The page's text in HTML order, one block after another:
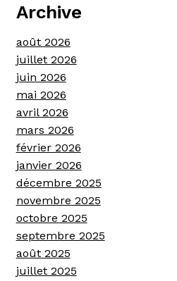
Archive
août 2026
juillet 2026
juin 2026
mai 2026
avril 2026
mars 2026
février 2026
janvier 2026
décembre 2025
novembre 2025
octobre 2025
septembre 2025
août 2025
juillet 2025